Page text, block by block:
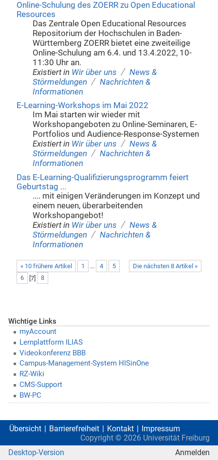
Online-Schulung des ZOERR zu Open Educational
Resources
Das Zentrale Open Educational Resources
Repositorium der Hochschulen in Baden-
Württemberg ZOERR bietet eine zweiteilige
Online-Schulung am 6.4. und 13.4.2022, 10-
11:30 Uhr an.
Existiert in Wir über uns / News &
Störmeldungen / Nachrichten &
Informationen
E-Learning-Workshops im Mai 2022
Im Mai starten wir wieder mit
Workshopangeboten zu Online-Seminaren, E-
Portfolios und Audience-Response-Systemen
Existiert in Wir über uns / News &
Störmeldungen / Nachrichten &
Informationen
Das E-Learning-Qualifizierungsprogramm feiert
Geburtstag ...
.... mit einigen Veränderungen im Konzept und
einem neuen, überarbeitenden
Workshopangebot!
Existiert in Wir über uns / News &
Störmeldungen / Nachrichten &
Informationen
« 10 frühere Artikel Die nächsten 8 Artikel »
1 ... 4
5
6
[7] 8
Wichtige Links
myAccount
Lernplattform ILIAS
Videokonferenz BBB
Campus-Management-System HISinOne
RZ-Wiki
CMS-Support
BW-PC
Übersicht Barrierefreiheit Kontakt
Impressum
Copyright © 2026 Universität Freiburg
Desktop-Version
Anmelden